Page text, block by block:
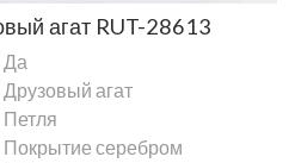
агат RUT-28613
Да
Друзовый агат
Петля
Покрытие серебром